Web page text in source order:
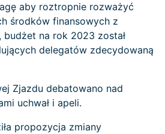
aby roztropnie rozważyć
środków finansowych z
budżet na rok 2023 został
delegatów zdecydowaną
Zjazdu debatowano nad
uchwał i apeli.
propozycja zmiany